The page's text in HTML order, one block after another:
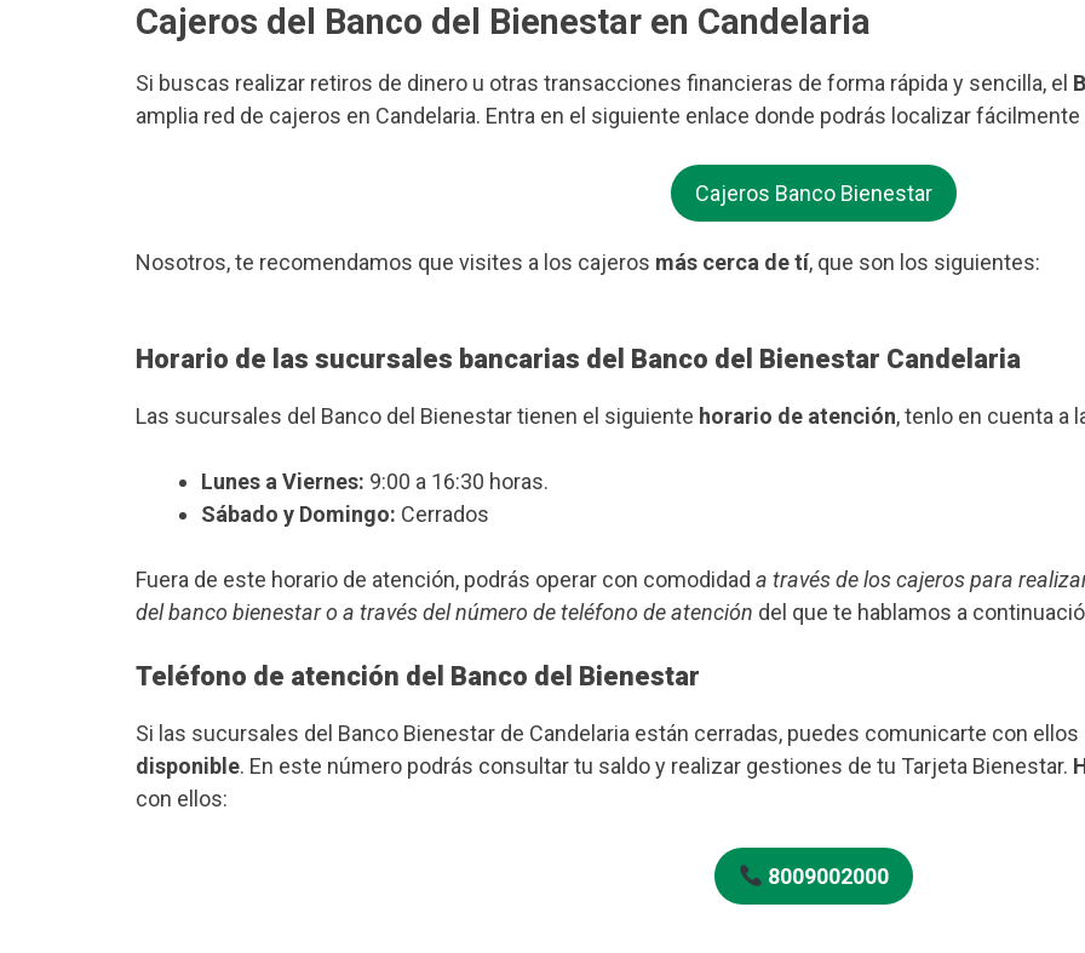
Cajeros del Banco del Bienestar en Candelaria
Si buscas realizar retiros de dinero u otras transacciones financieras de forma rápida y sencilla, el
amplia red de cajeros en Candelaria. Entra en el siguiente enlace donde podrás localizar
Cajeros Banco Bienestar
Nosotros, te recomendamos que visites a los cajeros más cerca de tí, que son los siguientes:
Horario de las sucursales bancarias del Banco del Bienestar Candelaria
Las sucursales del Banco del Bienestar tienen el siguiente horario de atención, tenlo en cuenta a
Lunes a Viernes: 9:00 a 16:30 horas.
Sábado y Domingo: Cerrados
Fuera de este horario de atención, podrás operar con comodidad a través de los cajeros para
del banco bienestar o a través del número de teléfono de atención del que te hablamos a
Teléfono de atención del Banco del Bienestar
Si las sucursales del Banco Bienestar de Candelaria están cerradas, puedes comunicarte con ellos
disponible. En este número podrás consultar tu saldo y realizar gestiones de tu Tarjeta Bienestar.
con ellos:
8009002000